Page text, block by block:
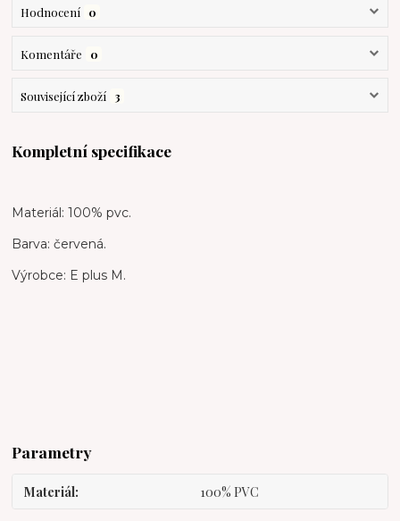
Hodnocení 0
Komentáře 0
Související zboží 3
Kompletní specifikace
Materiál: 100% pvc.
Barva: červená.
Výrobce: E plus M.
Parametry
Materiál 100% PVC